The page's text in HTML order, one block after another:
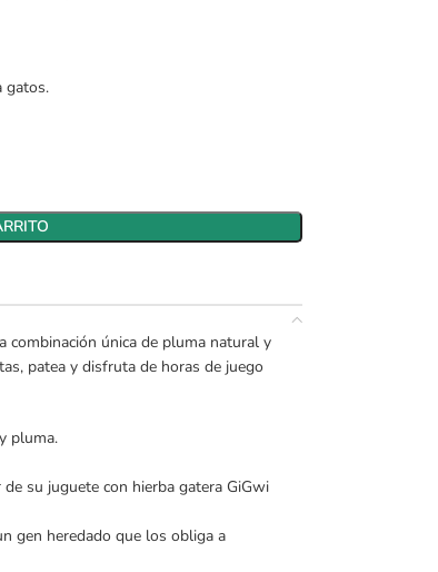
gatos.
combinación única de pluma natural y
patea y disfruta de horas de juego
pluma.
su juguete con hierba gatera GiGwi
gen heredado que los obliga a